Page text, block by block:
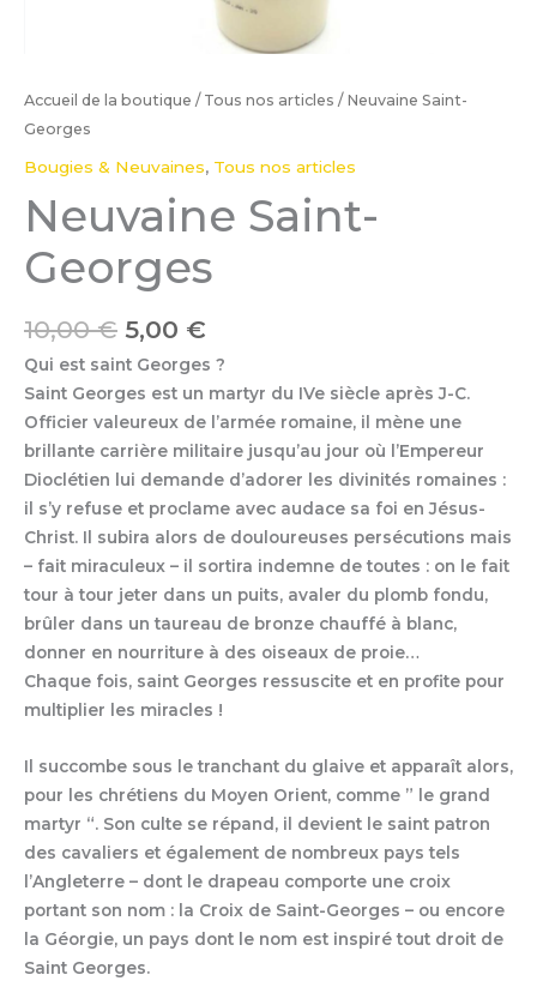
Accueil de la boutique / Tous nos articles / Neuvaine Saint-
Georges
Bougies & Neuvaines, Tous nos articles
Neuvaine Saint-
Georges
10,00€ 5,00 €
Qui est saint Georges ?
Saint Georges est un martyr du IVe siècle après J-C.
Officier valeureux de l’armée romaine, il mène une
brillante carrière militaire jusqu’au jour où l’Empereur
Dioclétien lui demande d’adorer les divinités romaines :
il s’y refuse et proclame avec audace sa foi en Jésus-
Christ. Il subira alors de douloureuses persécutions mais
– fait miraculeux – il sortira indemne de toutes : on le fait
tour à tour jeter dans un puits, avaler du plomb fondu,
brûler dans un taureau de bronze chauffé à blanc,
donner en nourriture à des oiseaux de proie…
Chaque fois, saint Georges ressuscite et en profite pour
multiplier les miracles !
Il succombe sous le tranchant du glaive et apparaît alors,
pour les chrétiens du Moyen Orient, comme ” le grand
martyr “. Son culte se répand, il devient le saint patron
des cavaliers et également de nombreux pays tels
l’Angleterre – dont le drapeau comporte une croix
portant son nom : la Croix de Saint-Georges – ou encore
la Géorgie, un pays dont le nom est inspiré tout droit de
Saint Georges.